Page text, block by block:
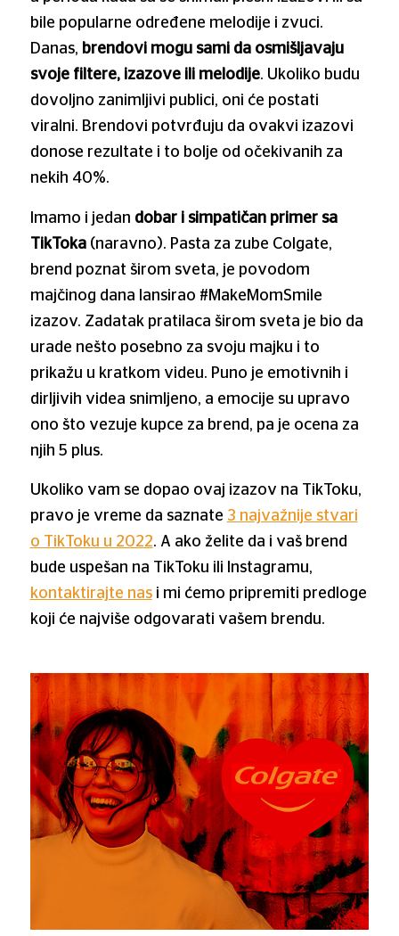
bile popularne određene melodije i zvuci.
Danas, brendovi mogu sami da osmišljavaju
svoje filtere, izazove ili melodije. Ukoliko budu
dovoljno zanimljivi publici, oni će postati
viralni. Brendovi potvrđuju da ovakvi izazovi
donose rezultate i to bolje od očekivanih za
nekih 40%.
Imamo i jedan dobar i simpatičan primer sa
TikToka(naravno). Pasta za zube Colgate,
brend poznat širom sveta, je povodom
majčinog dana lansirao #MakeMomSmile
izazov. Zadatak pratilaca širom sveta je bio da
urade nešto posebno za svoju majku i to
prikažu u kratkom videu. Puno je emotivnih i
dirljivih videa snimljeno, a emocije su upravo
ono što vezuje kupce za brend, pa je ocena za
njih 5 plus.
Ukoliko vam se dopao ovaj izazov na TikToku,
pravo je vreme da saznate 3 najvažnije stvari
o TikToku u 2022. A ako želite da i vaš brend
bude uspešan na TikToku ili Instagramu,
kontaktirajte nasi mi ćemo pripremiti predloge
koji će najviše odgovarati vašem brendu.